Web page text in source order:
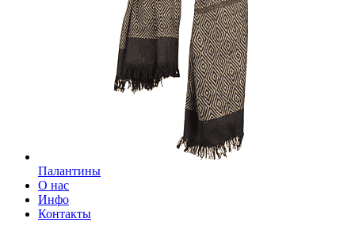
Палантины
О нас
Инфо
Контакты